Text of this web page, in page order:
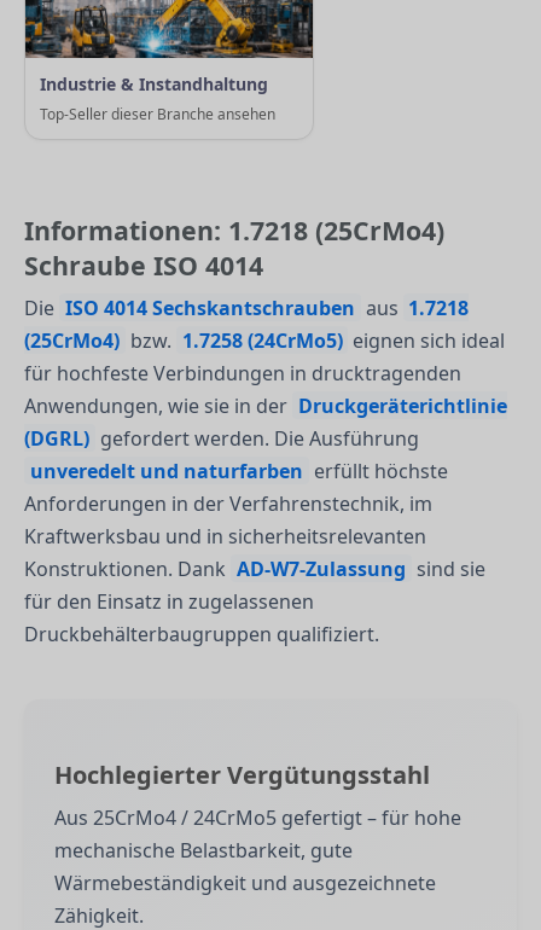
Industrie & Instandhaltung
Top-Seller dieser Branche ansehen
Informationen: 1.7218 (25CrMo4)
Schraube ISO 4014
Die ISO 4014 Sechskantschrauben aus 1.7218
(25CrMo4) bzw. 1.7258 (24CrMo5) eignen sich ideal
für hochfeste Verbindungen in drucktragenden
Anwendungen, wie sie in der Druckgeräterichtlinie
(DGRL) gefordert werden. Die Ausführung
unveredelt und naturfarben erfüllt höchste
Anforderungen in der Verfahrenstechnik, im
Kraftwerksbau und in sicherheitsrelevanten
Konstruktionen. Dank AD-W7-Zulassung sind sie
für den Einsatz in zugelassenen
Druckbehälterbaugruppen qualifiziert.
Hochlegierter Vergütungsstahl
Aus 25CrMo4 / 24CrMo5 gefertigt – für hohe
mechanische Belastbarkeit, gute
Wärmebeständigkeit und ausgezeichnete
Zähigkeit.